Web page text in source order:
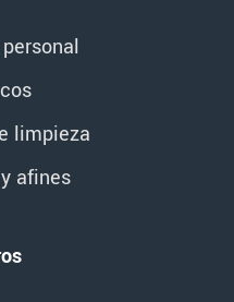
limpieza
afines